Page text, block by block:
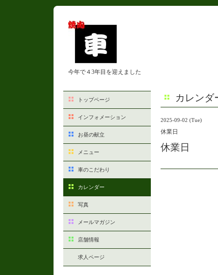
今年で４3年目を迎えました
カレンダ
2025-09-02 (Tue)
休業日
休業日
トップページ
インフォメーション
お昼の献立
メニュー
車のこだわり
カレンダー
写真
メールマガジン
店舗情報
求人ページ